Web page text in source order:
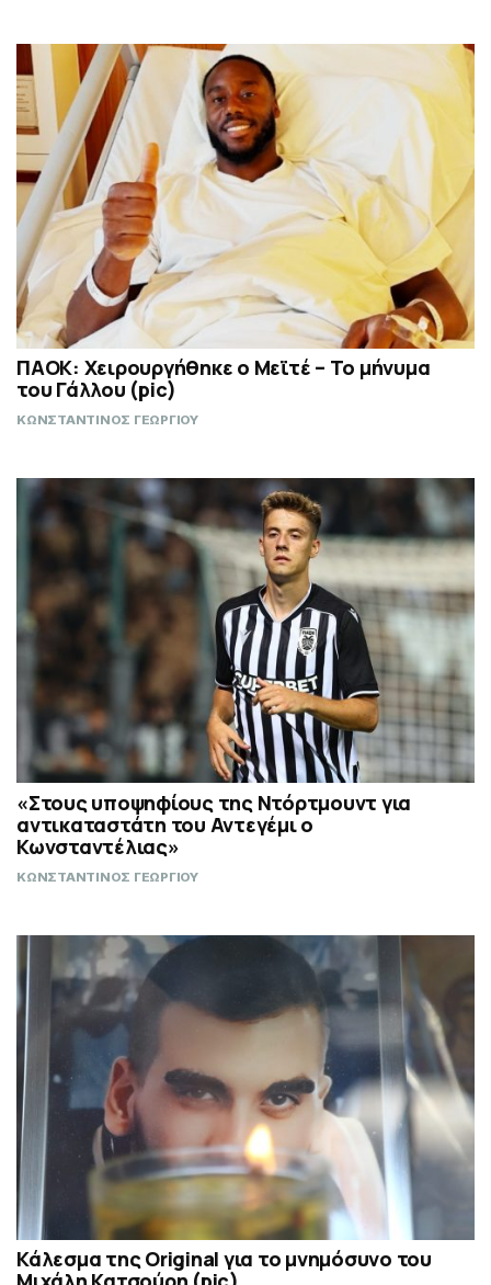
ΠΑΟΚ: Χειρουργήθηκε ο Μεϊτέ – Το μήνυμα
του Γάλλου (pic)
ΚΩΝΣΤΑΝΤΙΝΟΣ ΓΕΩΡΓΙΟΥ
«Στους υποψηφίους της Ντόρτμουντ για
αντικαταστάτη του Αντεγέμι ο
Κωνσταντέλιας»
ΚΩΝΣΤΑΝΤΙΝΟΣ ΓΕΩΡΓΙΟΥ
Κάλεσμα της Original για το μνημόσυνο του